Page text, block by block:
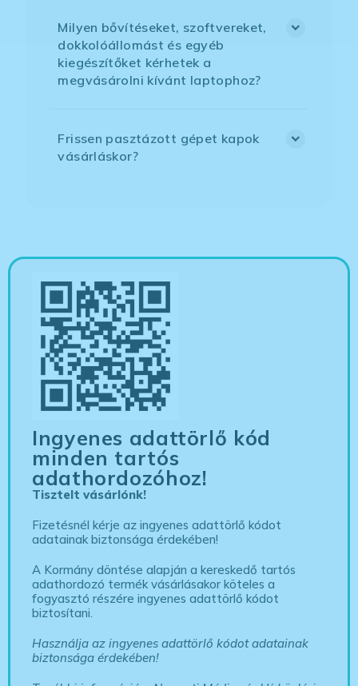
Milyen bővítéseket, szoftvereket,
dokkolóállomást és egyéb
kiegészítőket kérhetek a
megvásárolni kívánt laptophoz?
Frissen pasztázott gépet kapok
vásárláskor?
Ingyenes adattörlő kód
minden tartós
adathordozóhoz!
Tisztelt vásárlónk!
Fizetésnél kérje az ingyenes adattörlő kódot
adatainak biztonsága érdekében!
A Kormány döntése alapján a kereskedő tartós
adathordozó termék vásárlásakor köteles a
fogyasztó részére ingyenes adattörlő kódot
biztosítani.
Használja az ingyenes adattörlő kódot adatainak
biztonsága érdekében!